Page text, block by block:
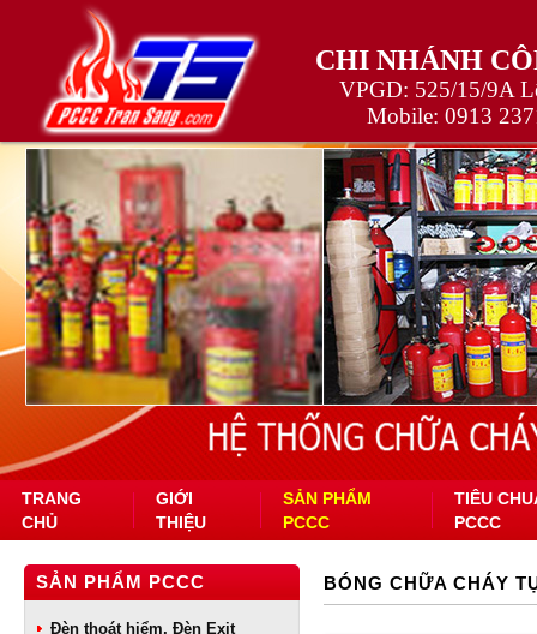
CHI NHÁNH
VPGD: 525/15/9A
Mobile: 0913
TRANG
CHỦ
GIỚI
THIỆU
SẢN PHẨM
PCCC
TIÊU
PCCC
SẢN PHẨM PCCC
Đèn thoát hiểm, Đèn Exit
BÓNG CHỮA CHÁY